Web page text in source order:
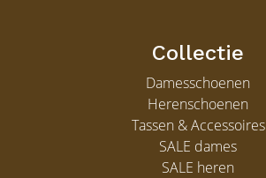
Collectie
Damesschoenen
Herenschoenen
Tassen & Accessoires
SALE dames
SALE heren